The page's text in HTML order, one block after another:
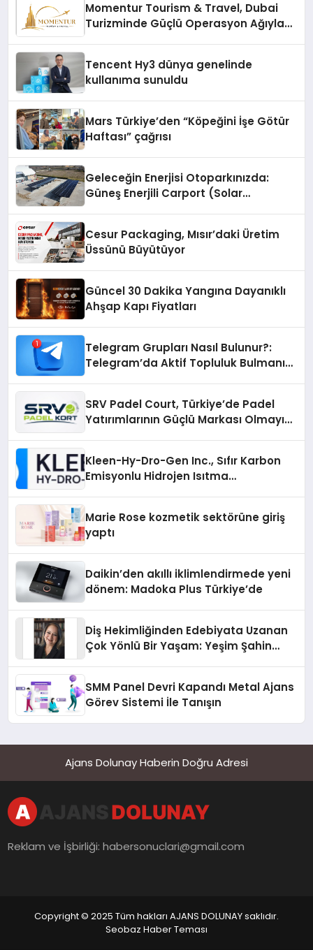
Momentur Tourism & Travel, Dubai
Turizminde Güçlü Operasyon Ağıyla
Tencent Hy3 dünya genelinde
kullanıma sunuldu
Mars Türkiye’den “Köpeğini İşe Götür
Haftası” çağrısı
Geleceğin Enerjisi Otoparkınızda:
Güneş Enerjili Carport (Solar
Cesur Packaging, Mısır’daki Üretim
Üssünü Büyütüyor
Güncel 30 Dakika Yangına Dayanıklı
Ahşap Kapı Fiyatları
Telegram Grupları Nasıl Bulunur?:
Telegram’da Aktif Topluluk Bulmanın
SRV Padel Court, Türkiye’de Padel
Yatırımlarının Güçlü Markası Olmayı
Kleen-Hy-Dro-Gen Inc., Sıfır Karbon
Emisyonlu Hidrojen Isıtma
Marie Rose kozmetik sektörüne giriş
yaptı
Daikin’den akıllı iklimlendirmede yeni
dönem: Madoka Plus Türkiye’de
Diş Hekimliğinden Edebiyata Uzanan
Çok Yönlü Bir Yaşam: Yeşim Şahin
SMM Panel Devri Kapandı Metal Ajans
Görev Sistemi İle Tanışın
Ajans Dolunay Haberin Doğru Adresi
Reklam ve İşbirliği:habersonuclari@gmail.com
Copyright © 2025 Tüm hakları AJANS DOLUNAY saklıdır.
Seobaz Haber Teması